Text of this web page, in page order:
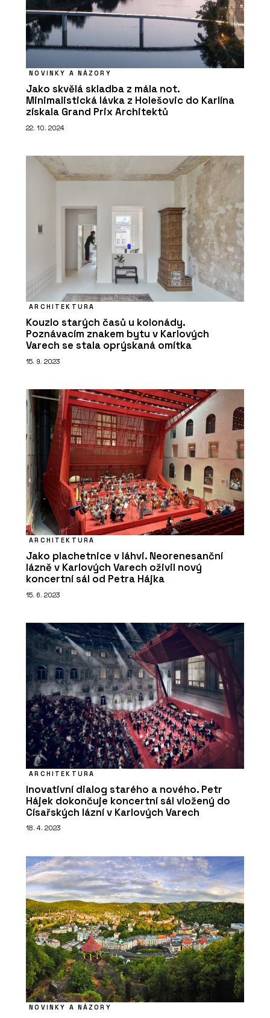
NOVINKY A NÁZORY
Jako skvělá skladba z mála not.
Minimalistická lávka z Holešovic do Karlína
získala Grand Prix Architektů
22. 10. 2024
ARCHITEKTURA
Kouzlo starých časů u kolonády.
Poznávacím znakem bytu v Karlových
Varech se stala oprýskaná omítka
15. 9. 2023
ARCHITEKTURA
Jako plachetnice v láhvi. Neorenesanční
lázně v Karlových Varech oživil nový
koncertní sál od Petra Hájka
15. 6. 2023
ARCHITEKTURA
Inovativní dialog starého a nového. Petr
Hájek dokončuje koncertní sál vložený do
Císařských lázní v Karlových Varech
18. 4. 2023
NOVINKY A NÁZORY